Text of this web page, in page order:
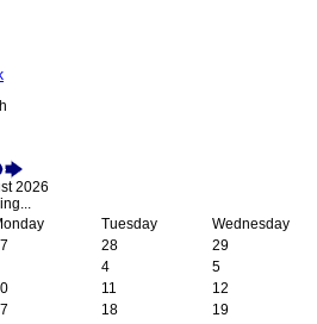
2026
Tuesday Wednesday
28 29
4 5
11 12
18 19